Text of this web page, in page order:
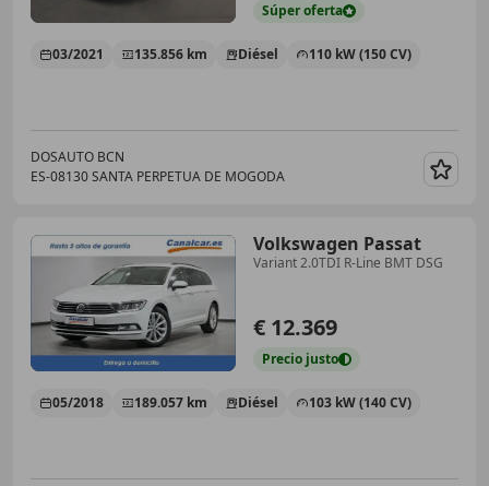
Súperoferta
03/2021 135.856 km Diésel 110 kW (150 CV)
DOSAUTO BCN
ES-08130 SANTA PERPETUA DE MOGODA
Volkswagen Passat
Variant 2.0TDI R-Line BMT DSG
€ 12.369
Precio justo
05/2018 189.057 km Diésel 103 kW (140 CV)